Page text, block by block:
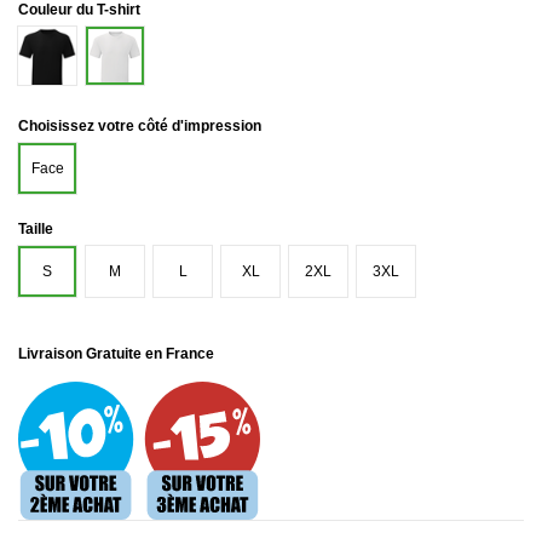
Couleur du T-shirt
Noir
Blanc
Choisissez votre côté d'impression
Face
Taille
S M L XL 2XL 3XL
Livraison Gratuite en France